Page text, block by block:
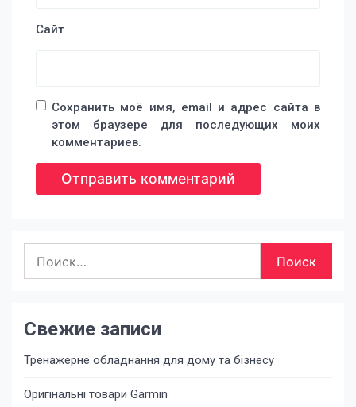
Сайт
Сохранить моё имя, email и адрес сайта в
этом браузере для последующих моих
комментариев.
Свежие записи
Тренажерне обладнання для дому та бізнесу
Оригінальні товари Garmin